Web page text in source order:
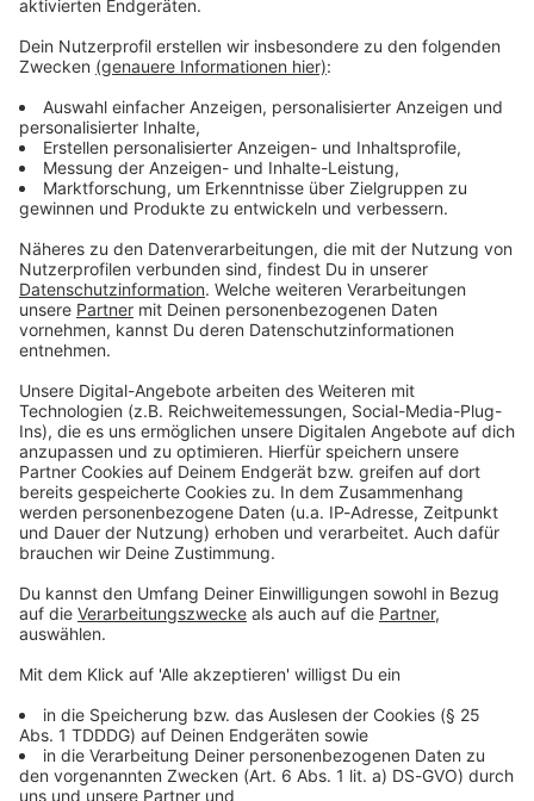
Verpass' nichts mehr - mit unserem kostenlosen
ANTENNE BAYERN Newsletter. Ob Nachrichten,
Lifestyle oder unsere neuesten Aktionen - wir
informieren dich.
Zum Newsletter anmelden
Du möchtest uns etwas sagen?
Studio Hotline
Kontaktformular
Sprachnachricht
© dpa-infocom, dpa:251214-930-420489/1
Bayern